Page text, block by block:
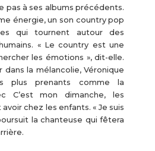
pas à ses albums précédents.
énergie, un son country pop
qui tournent autour des
« Le country est une
les émotions », dit-elle.
dans la mélancolie, Véronique
plus prenants comme la
C’est mon dimanche, les
chez les enfants. « Je suis
la chanteuse qui fêtera